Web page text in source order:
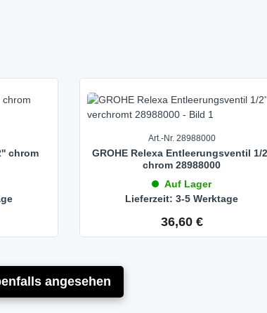
chrom
Art.-Nr. 28988000
GROHE Relexa Entleerungsventil 1/
chrom 28988000
Auf Lager
Lieferzeit: 3-5 Werktage
Regulärer Preis:
36,60 €
angesehen